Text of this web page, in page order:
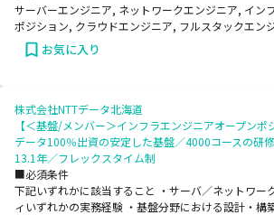
サーバーエンジニア, ネットワークエンジニア, イン
ポジション, クラウドエンジニア, フルスタックエン
お気に入り
株式会社NTTデータ北海道
【＜基盤/メンバー＞インフラエンジニアオープン
データ100％出資の安定した基盤／4000コースの研
13.1年／フレックスタイム制
■必須条件
下記いずれかに該当すること ・サーバ／ネットワー
ィいずれかの実務経験 ・基盤分野における設計・構